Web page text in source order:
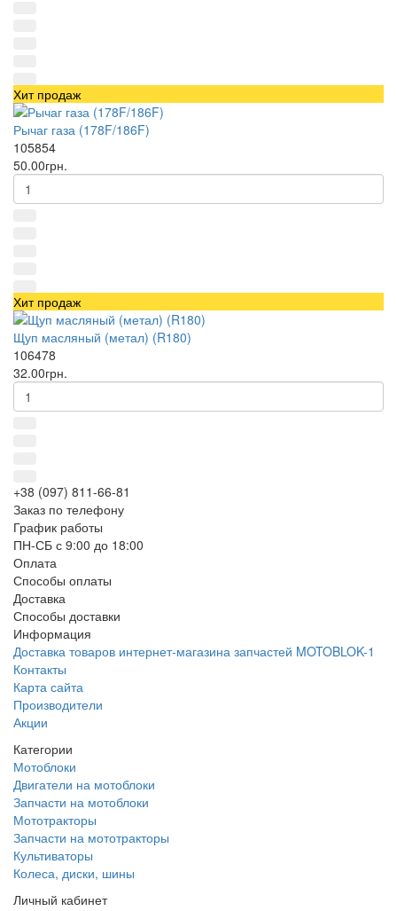
Хит продаж
Рычаг газа (178F/186F)
105854
50.00грн.
Хит продаж
Щуп масляный (метал) (R180)
106478
32.00грн.
+38 (097) 811-66-81
Заказ по телефону
График работы
ПН-СБ с 9:00 до 18:00
Оплата
Способы оплаты
Доставка
Способы доставки
Информация
Доставка товаров интернет-магазина запчастей MOTOBLOK-1
Контакты
Карта сайта
Производители
Акции
Категории
Мотоблоки
Двигатели на мотоблоки
Запчасти на мотоблоки
Мототракторы
Запчасти на мототракторы
Культиваторы
Колеса, диски, шины
Личный кабинет